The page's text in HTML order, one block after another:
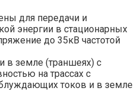
для передачи и
энергии в стационарных
до 35кВ частотой
в земле (траншеях) с
на трассах с
токов и в земле